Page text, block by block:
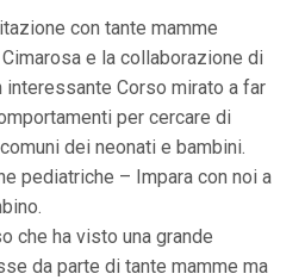
con tante mamme
e la collaborazione di
interessante Corso mirato a far
per cercare di
dei neonati e bambini.
pediatriche – Impara con noi a
che ha visto una grande
da parte di tante mamme ma